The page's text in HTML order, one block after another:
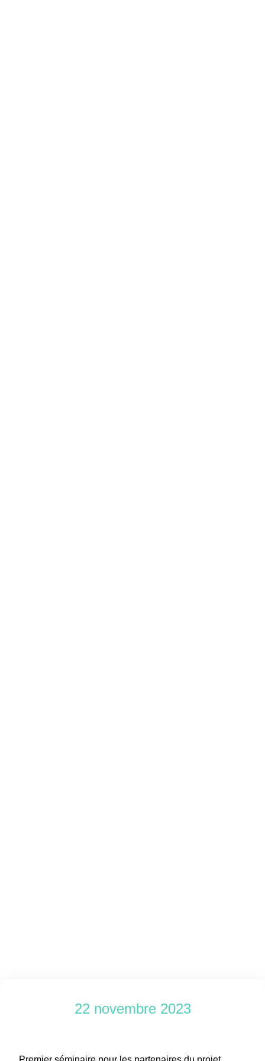
22 novembre 2023